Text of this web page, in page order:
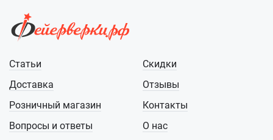
Статьи
Доставка
Розничный магазин
Вопросы и ответы
Скидки
Отзывы
Контакты
О нас